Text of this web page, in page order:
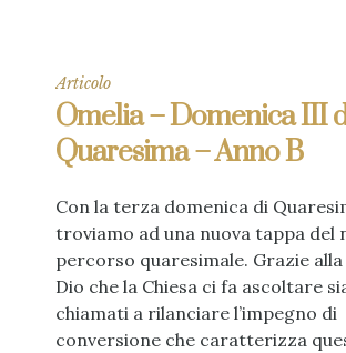
Articolo
Omelia – Domenica III
Quaresima – Anno B
Con la terza domenica di
troviamo ad una nuova tappa del
percorso quaresimale. Grazie
Dio che la Chiesa ci fa ascoltare
chiamati a rilanciare l’impegno di
conversione che caratterizza